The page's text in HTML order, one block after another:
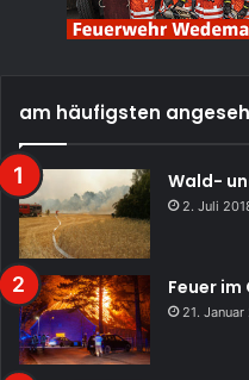
am häufigsten
Wald-
2. Juli
Feuer
21.